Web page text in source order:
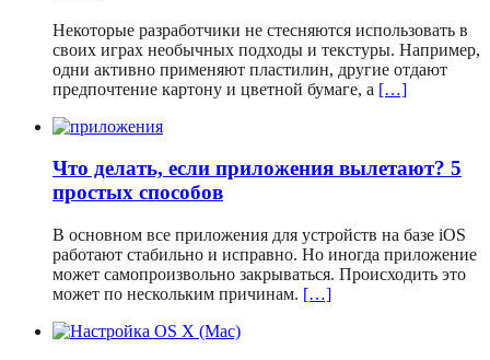
Некоторые разработчики не стесняются использовать в
своих играх необычных подходы и текстуры. Например,
одни активно применяют пластилин, другие отдают
предпочтение картону и цветной бумаге, а […]
Что делать, если приложения вылетают? 5
простых способов
В основном все приложения для устройств на базе iOS
работают стабильно и исправно. Но иногда приложение
может самопроизвольно закрываться. Происходить это
может по нескольким причинам. […]